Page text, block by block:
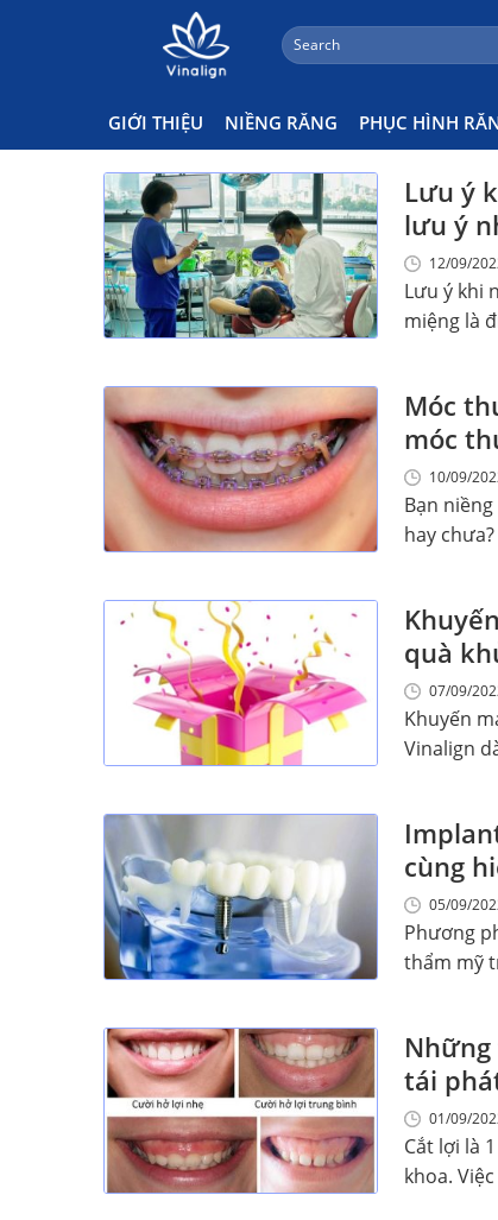
Search
for:
GIỚI THIỆU NIỀNG RĂNG PHỤC HÌNH
Nha Khoa Vinalign
Lưu ý
lưu ý
12/09/
Lưu ý khi
miệng là
Móc
móc
10/09/
Bạn
hay
quà
07/09/
Khuyến
Vinalign
cùng
05/09/
Phương
thẩm mỹ
tái
01/09/
Cắt lợi là
khoa.